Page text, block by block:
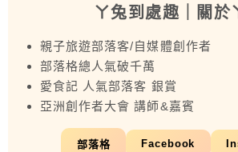
ㄚ兔到處趣 ｜關於
親子旅遊部落客/自媒體創作者
部落格總人氣破千萬
愛食記 人氣部落客 銀賞
亞洲創作者大會 講師&嘉賓
部落格 Facebook